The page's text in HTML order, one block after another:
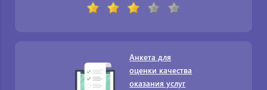
Анкета для
оценки качества
оказания услуг